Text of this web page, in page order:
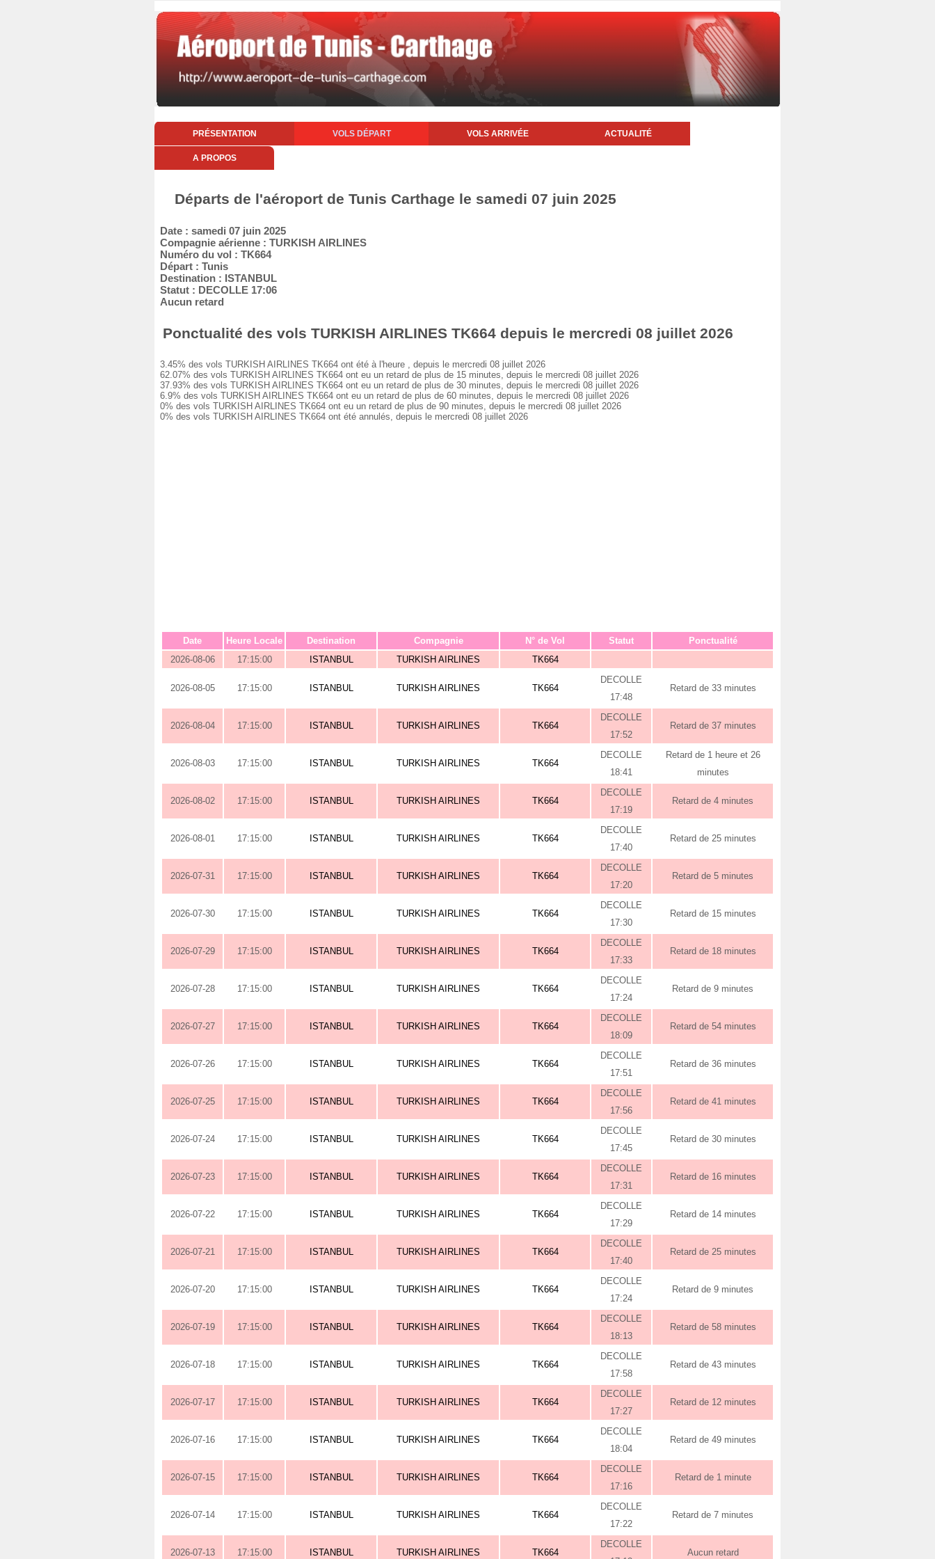
PRÉSENTATION VOLS DÉPART VOLS ARRIVÉE ACTUALITÉ
A PROPOS
Départs de l'aéroport de Tunis Carthage le samedi 07 juin 2025
Date : samedi 07 juin 2025
Compagnie aérienne : TURKISH AIRLINES
Numéro du vol : TK664
Départ : Tunis
Destination : ISTANBUL
Statut : DECOLLE 17:06
Aucun retard
Ponctualité des vols TURKISH AIRLINES TK664 depuis le mercredi 08 juillet 2026
3.45% des vols TURKISH AIRLINES TK664 ont été à l'heure , depuis le mercredi 08 juillet 2026
62.07% des vols TURKISH AIRLINES TK664 ont eu un retard de plus de 15 minutes, depuis le mercredi 08 juillet 2026
37.93% des vols TURKISH AIRLINES TK664 ont eu un retard de plus de 30 minutes, depuis le mercredi 08 juillet 2026
6.9% des vols TURKISH AIRLINES TK664 ont eu un retard de plus de 60 minutes, depuis le mercredi 08 juillet 2026
0% des vols TURKISH AIRLINES TK664 ont eu un retard de plus de 90 minutes, depuis le mercredi 08 juillet 2026
0% des vols TURKISH AIRLINES TK664 ont été annulés, depuis le mercredi 08 juillet 2026
Date Heure Locale Destination Compagnie N° de Vol Statut
Ponctualité
2026-08-06
17:15:00 ISTANBUL TURKISH AIRLINES TK664
2026-08-05 17:15:00 ISTANBUL TURKISH AIRLINES TK664
DECOLLE
17:48
Retard de 33 minutes
2026-08-04 17:15:00 ISTANBUL TURKISH AIRLINES TK664
DECOLLE
17:52
Retard de 37 minutes
2026-08-03 17:15:00 ISTANBUL TURKISH AIRLINES TK664
DECOLLE
18:41
Retard de 1 heure et 26
minutes
2026-08-02 17:15:00 ISTANBUL TURKISH AIRLINES TK664
DECOLLE
17:19
Retard de 4 minutes
2026-08-01 17:15:00 ISTANBUL TURKISH AIRLINES TK664
DECOLLE
17:40
Retard de 25 minutes
2026-07-31 17:15:00 ISTANBUL TURKISH AIRLINES TK664
DECOLLE
17:20
Retard de 5 minutes
2026-07-30 17:15:00 ISTANBUL TURKISH AIRLINES TK664
DECOLLE
17:30
Retard de 15 minutes
2026-07-29 17:15:00 ISTANBUL TURKISH AIRLINES TK664
DECOLLE
17:33
Retard de 18 minutes
2026-07-28 17:15:00 ISTANBUL TURKISH AIRLINES TK664
DECOLLE
17:24
Retard de 9 minutes
2026-07-27 17:15:00 ISTANBUL TURKISH AIRLINES TK664
DECOLLE
18:09
Retard de 54 minutes
2026-07-26 17:15:00 ISTANBUL TURKISH AIRLINES TK664
DECOLLE
17:51
Retard de 36 minutes
2026-07-25 17:15:00 ISTANBUL TURKISH AIRLINES TK664
DECOLLE
17:56
Retard de 41 minutes
2026-07-24 17:15:00 ISTANBUL TURKISH AIRLINES TK664
DECOLLE
17:45
Retard de 30 minutes
2026-07-23 17:15:00 ISTANBUL TURKISH AIRLINES TK664
DECOLLE
17:31
Retard de 16 minutes
2026-07-22 17:15:00 ISTANBUL TURKISH AIRLINES TK664
DECOLLE
17:29
Retard de 14 minutes
2026-07-21 17:15:00 ISTANBUL TURKISH AIRLINES TK664
DECOLLE
17:40
Retard de 25 minutes
2026-07-20 17:15:00 ISTANBUL TURKISH AIRLINES TK664
DECOLLE
17:24
Retard de 9 minutes
2026-07-19 17:15:00 ISTANBUL TURKISH AIRLINES TK664
DECOLLE
18:13
Retard de 58 minutes
2026-07-18 17:15:00 ISTANBUL TURKISH AIRLINES TK664
DECOLLE
17:58
Retard de 43 minutes
2026-07-17 17:15:00 ISTANBUL TURKISH AIRLINES TK664
DECOLLE
17:27
Retard de 12 minutes
2026-07-16 17:15:00 ISTANBUL TURKISH AIRLINES TK664
DECOLLE
18:04
Retard de 49 minutes
2026-07-15 17:15:00 ISTANBUL TURKISH AIRLINES TK664
DECOLLE
17:16
Retard de 1 minute
2026-07-14 17:15:00 ISTANBUL TURKISH AIRLINES TK664
DECOLLE
17:22
Retard de 7 minutes
2026-07-13 17:15:00 ISTANBUL TURKISH AIRLINES TK664
DECOLLE
Aucun retard